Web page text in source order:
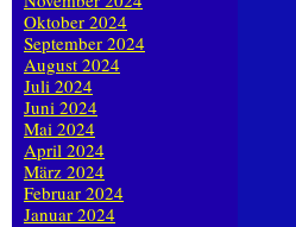
Oktober 2024
September 2024
August 2024
Juli 2024
Juni 2024
Mai 2024
April 2024
März 2024
Februar 2024
Januar 2024